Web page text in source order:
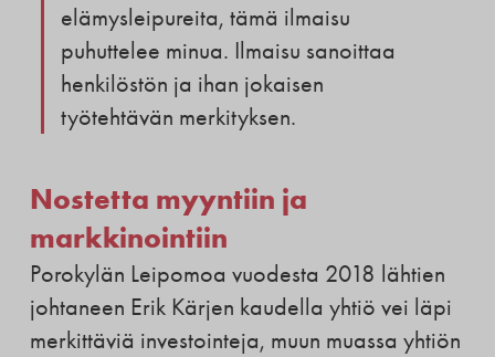
elämysleipureita, tämä ilmaisu
puhuttelee minua. Ilmaisu sanoittaa
henkilöstön ja ihan jokaisen
työtehtävän merkityksen.
Nostetta myyntiin ja
markkinointiin
Porokylän Leipomoa vuodesta 2018 lähtien
johtaneen Erik Kärjen kaudella yhtiö vei läpi
merkittäviä investointeja, muun muassa yhtiön